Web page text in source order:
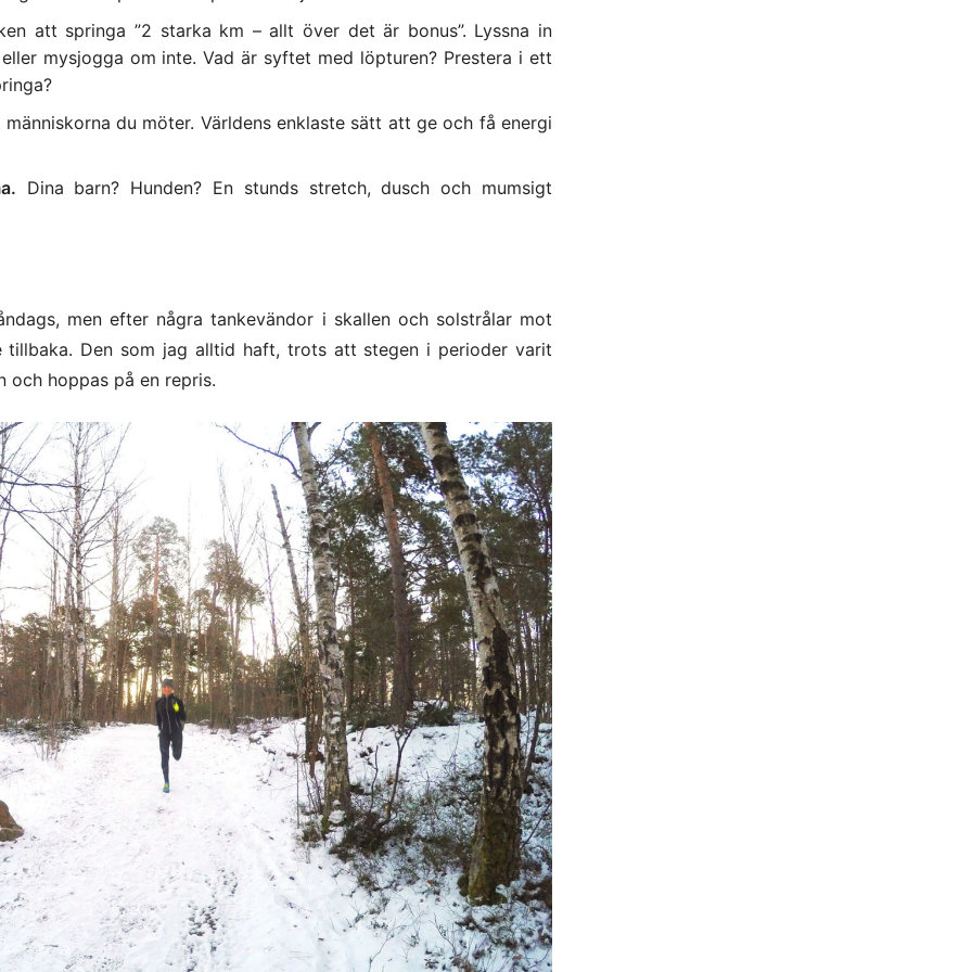
e
n
att springa ”2 starka km – allt över det är bonus”. Lyssna in
mysjogga om inte. Vad är syftet med löpturen? Prestera i ett
du möter. Världens enklaste sätt att ge och få energi
Dina barn? Hunden? En stunds stretch, dusch och mumsigt
men efter några tankevändor i skallen och solstrålar mot
tillbaka. Den som jag alltid haft, trots att stegen i perioder varit
och hoppas på en repris.